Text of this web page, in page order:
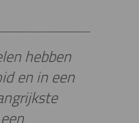
hebben
en in een